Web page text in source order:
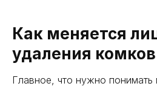
Как меняется
удаления
Главное, что нужно понимать